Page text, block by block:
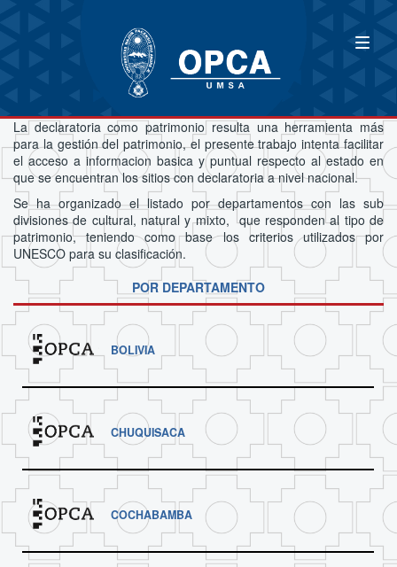
La declaratoria como patrimonio resulta una herramienta más
para la gestión del patrimonio, el presente trabajo intenta facilitar
el acceso a informacion basica y puntual respecto al estado en
que se encuentran los sitios con declaratoria a nivel nacional.
Se ha organizado el listado por departamentos con las sub
divisiones de cultural, natural y mixto, que responden al tipo de
patrimonio, teniendo como base los criterios utilizados por
UNESCO para su clasificación.
POR DEPARTAMENTO
BOLIVIA
CHUQUISACA
COCHABAMBA